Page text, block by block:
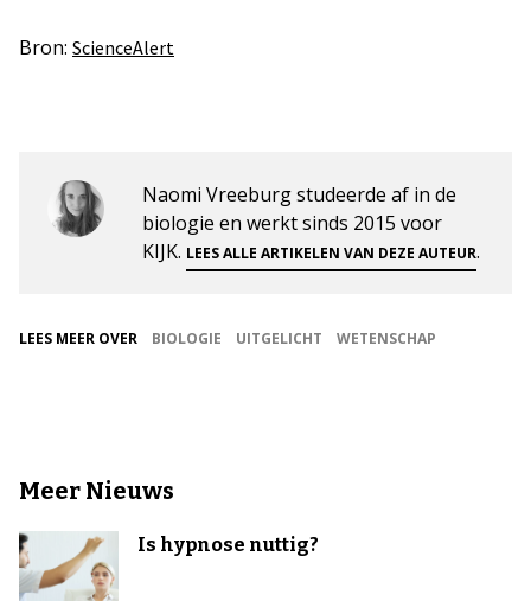
Bron: ScienceAlert
Naomi Vreeburg studeerde af in de
biologie en werkt sinds 2015 voor
KIJK. LEES ALLE ARTIKELEN VAN DEZE AUTEUR.
LEES MEER OVER BIOLOGIE UITGELICHT WETENSCHAP
Meer Nieuws
Is hypnose nuttig?